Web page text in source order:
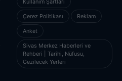
Çerez Politikası Reklam
Anket
Sivas Merkez Haberleri ve
Rehberi | Tarihi, Nüfusu,
Gezilecek Yerleri